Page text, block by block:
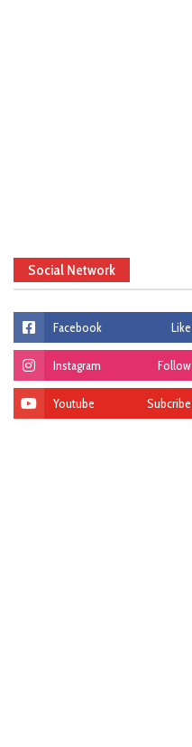
Social Network
Facebook Like
Instagram Follow
Youtube Subcribe